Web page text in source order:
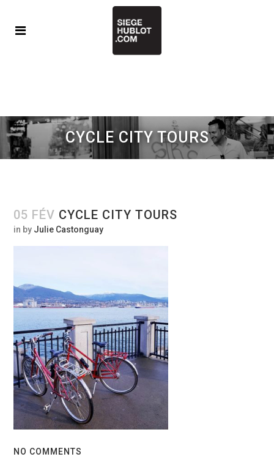
CYCLE CITY TOURS
05 FÉV CYCLE CITY TOURS
in by Julie Castonguay
NO COMMENTS